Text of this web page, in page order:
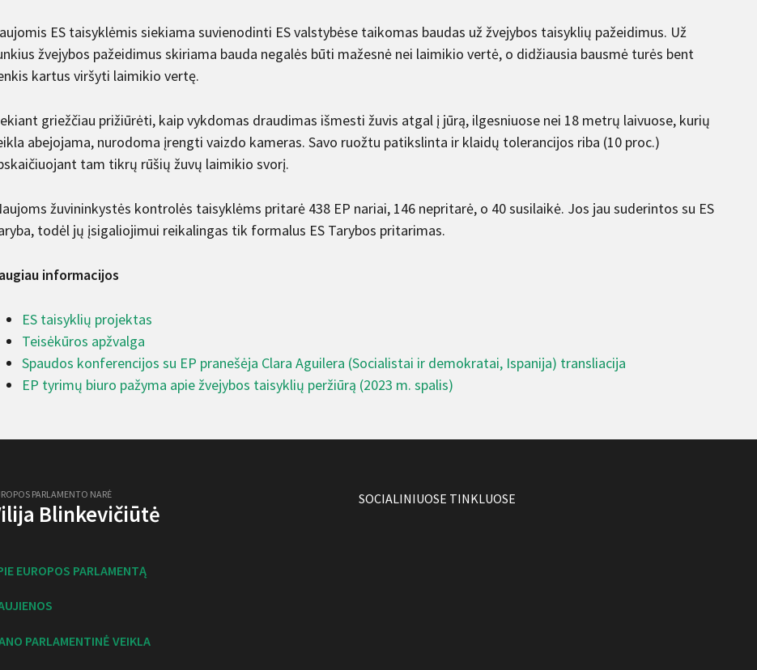
ES taisyklėmis siekiama suvienodinti ES valstybėse taikomas baudas už žvejybos taisyklių pažeidimus. Už
žvejybos pažeidimus skiriama bauda negalės būti mažesnė nei laimikio vertė, o didžiausia bausmė turės bent
kartus viršyti laimikio vertę.
griežčiau prižiūrėti, kaip vykdomas draudimas išmesti žuvis atgal į jūrą, ilgesniuose nei 18 metrų laivuose, kurių
abejojama, nurodoma įrengti vaizdo kameras. Savo ruožtu patikslinta ir klaidų tolerancijos riba (10 proc.)
tam tikrų rūšių žuvų laimikio svorį.
žuvininkystės kontrolės taisyklėms pritarė 438 EP nariai, 146 nepritarė, o 40 susilaikė. Jos jau suderintos su ES
todėl jų įsigaliojimui reikalingas tik formalus ES Tarybos pritarimas.
informacijos
ES taisyklių projektas
Teisėkūros apžvalga
Spaudos konferencijos su EP pranešėja Clara Aguilera (Socialistai ir demokratai, Ispanija) transliacija
EP tyrimų biuro pažyma apie žvejybos taisyklių peržiūrą (2023 m. spalis)
PARLAMENTO NARĖ
Blinkevičiūtė
EUROPOS PARLAMENTĄ
PARLAMENTINĖ VEIKLA
SOCIALINIUOSE TINKLUOSE